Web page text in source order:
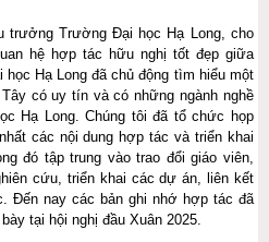
trưởng Trường Đại học Hạ Long, cho
hệ hợp tác hữu nghị tốt đẹp giữa
Hạ Long đã chủ động tìm hiểu một
có uy tín và có những ngành nghề
Hạ Long. Chúng tôi đã tổ chức họp
các nội dung hợp tác và triển khai
đó tập trung vào trao đổi giáo viên,
cứu, triển khai các dự án, liên kết
Đến nay các bản ghi nhớ hợp tác đã
tại hội nghị đầu Xuân 2025.